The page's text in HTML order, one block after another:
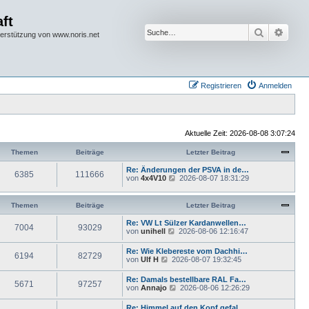
von www.noris.net Suche
Anmelden
Registrieren
Aktuelle Zeit: 2026-08-08 3:07:24
Themen Beiträge Letzter Beitrag
6385 111666
Re: Änderungen der PSVA in de…
von 4x4V10
N
u
e
r
B
e
i
r
a
g
2026-08-07 18:31:29
Themen Beiträge Letzter Beitrag
7004 93029
Re: VW Lt Sülzer Kardanwellen…
von unihell
N
e
s
t
e
r
e
2026-08-06 12:16:47
6194 82729
Re: Wie Klebereste vom Dachhi…
von Ulf H
N
u
e
s
t
2026-08-07 19:32:45
5671 97257
Re: Damals bestellbare RAL Fa…
von Annajo
N
u
2026-08-06 12:26:29
Re: Himmel auf den Kopf gefal…